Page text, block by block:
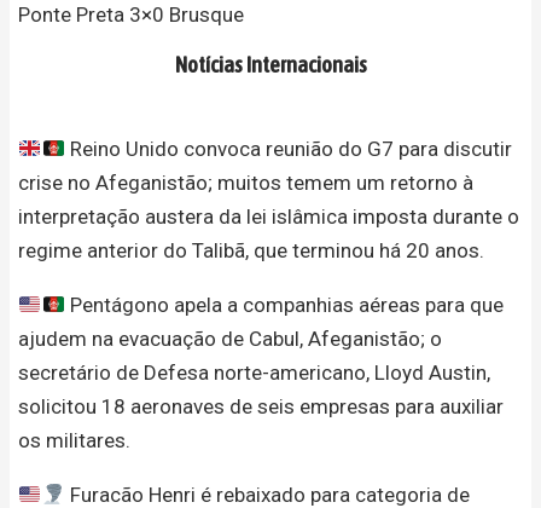
Ponte Preta 3×0 Brusque
Notícias Internacionais
Reino Unido convoca reunião do G7 para discutir
crise no Afeganistão; muitos temem um retorno à
interpretação austera da lei islâmica imposta durante o
regime anterior do Talibã, que terminou há 20 anos.
Pentágono apela a companhias aéreas para que
ajudem na evacuação de Cabul, Afeganistão; o
secretário de Defesa norte-americano, Lloyd Austin,
solicitou 18 aeronaves de seis empresas para auxiliar
os militares.
Furacão Henri é rebaixado para categoria de